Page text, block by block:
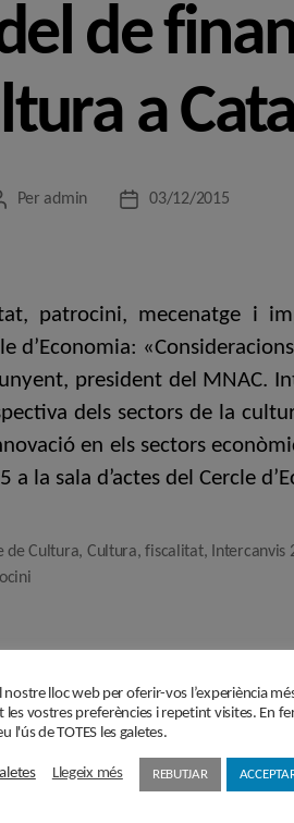
de
a
Per admin
Data03/12/2015
patrocini, mecenatge i
d’Economia:
president del MNAC.
dels sectors de la
en els sectors
la sala d’actes del Cercle
de Cultura, Cultura,fiscalitat, Intercanvis
Categories
OPINIÓ
nostre lloc web per oferir-vos l’experiència
vostres preferències i repetint visites. En
l'ús de TOTES les galetes.
Llegeix més REBUTJAR